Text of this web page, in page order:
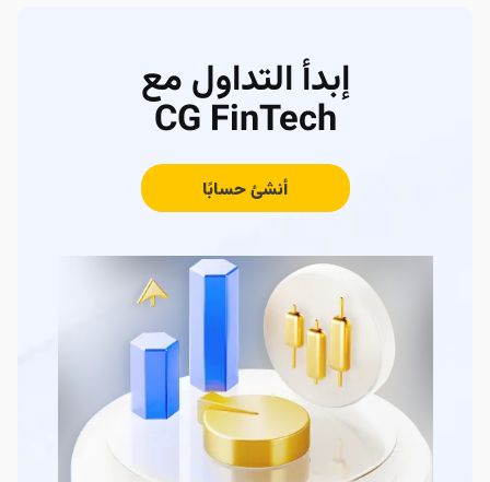
إبدأ التداول مع
CG FinTech
أنشئ حسابًا